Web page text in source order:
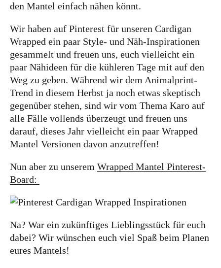
den Mantel einfach nähen könnt.
Wir haben auf Pinterest für unseren Cardigan
Wrapped ein paar Style- und Näh-Inspirationen
gesammelt und freuen uns, euch vielleicht ein
paar Nähideen für die kühleren Tage mit auf den
Weg zu geben. Während wir dem Animalprint-
Trend in diesem Herbst ja noch etwas skeptisch
gegenüber stehen, sind wir vom Thema Karo auf
alle Fälle vollends überzeugt und freuen uns
darauf, dieses Jahr vielleicht ein paar Wrapped
Mantel Versionen davon anzutreffen!
Nun aber zu unserem Wrapped Mantel Pinterest-
Board:
Na? War ein zukünftiges Lieblingsstück für euch
dabei? Wir wünschen euch viel Spaß beim Planen
eures Mantels!